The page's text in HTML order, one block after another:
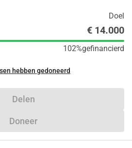
Doel
€ 14.000
102%gefinancierd
hebben gedoneerd
Delen
Doneer